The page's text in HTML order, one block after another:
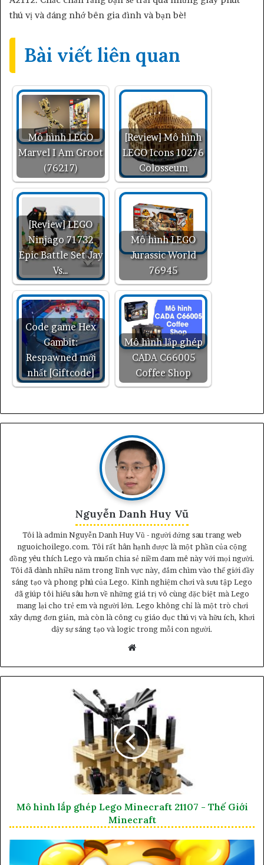
thú vị và đáng nhớ bên gia đình và bạn bè!
Bài viết liên quan
Mô hình LEGO
Marvel I Am Groot
(76217)
[Review] Mô hình
LEGO Icons 10276
Colosseum
[Review] LEGO
Ninjago 71732
Epic Battle Set Jay
Vs…
Mô hình LEGO
Jurassic World
76945
Code game Hex
Gambit:
Respawned mới
nhất [Giftcode]
Mô hình lắp ghép
CADA C66005
Coffee Shop
Nguyễn Danh Huy Vũ
Tôi là admin Nguyễn Danh Huy Vũ - người đứng sau trang web
nguoichoilego.com. Tôi rất hân hạnh được là một phần của cộng
đồng yêu thích Lego và muốn chia sẻ niềm đam mê này với mọi người.
Tôi đã dành nhiều năm trong lĩnh vực này, đắm chìm vào thế giới đầy
sáng tạo và phong phú của Lego. Kinh nghiệm chơi và sưu tập Lego
đã giúp tôi hiểu sâu hơn về những giá trị vô cùng đặc biệt mà Lego
mang lại cho trẻ em và người lớn. Lego không chỉ là một trò chơi
xây dựng đơn giản, mà còn là công cụ giáo dục thú vị và hữu ích, khơi
dậy sự sáng tạo và logic trong mỗi con người.
Mô hình lắp ghép Lego Minecraft 21107 - Thế Giới
Minecraft